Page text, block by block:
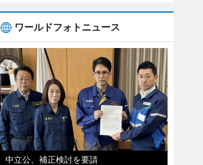
ワールドフォトニュース
中立公、補正検討を要請